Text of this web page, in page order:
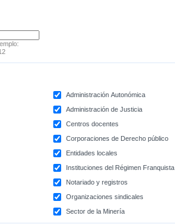
Administración Autonómica
Administración de Justicia
Centros docentes
Corporaciones de Derecho público
Entidades locales
Instituciones del Régimen Franquista
Notariado y registros
Organizaciones sindicales
Sector de la Minería